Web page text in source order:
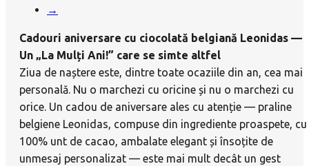
→
Cadouri aniversare cu ciocolată belgiană Leonidas —
Un „La Mulți Ani!” care se simte altfel
Ziua de naștere este, dintre toate ocaziile din an, cea mai
personală. Nu o marchezi cu oricine și nu o marchezi cu
orice. Un cadou de aniversare ales cu atenție — praline
belgiene Leonidas, compuse din ingrediente proaspete, cu
100% unt de cacao, ambalate elegant și însoțite de
unmesaj personalizat — este mai mult decât un gest